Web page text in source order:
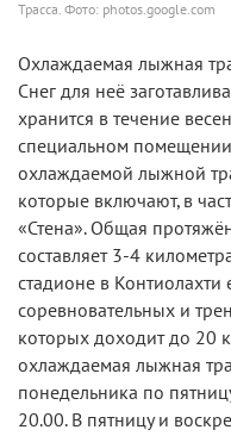
Трасса. Фото: photos.google.com
Охлаждаемая лыжная
Снег для неё
хранится в течение
специальном
охлаждаемой лыжной
которые включают, в
«Стена». Общая
составляет 3-4
стадионе в Контиолахти
соревновательных и
которых доходит до 20
охлаждаемая лыжная
понедельника по
20.00. В пятницу и